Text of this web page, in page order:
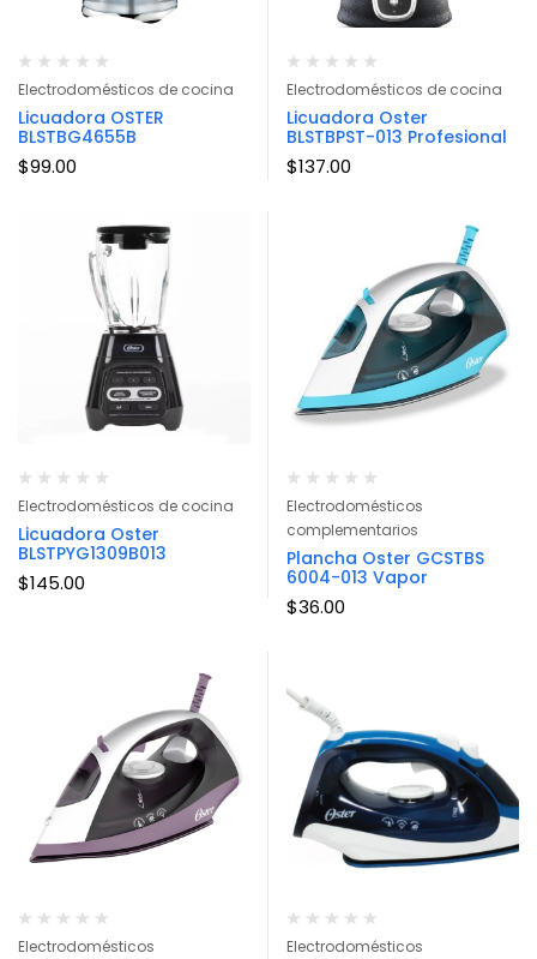
Electrodomésticos de cocina
Licuadora OSTER
BLSTBG4655B
$99.00
Electrodomésticos de cocina
Licuadora Oster
BLSTBPST-013 Profesional
$137.00
Electrodomésticos de cocina
Licuadora Oster
BLSTPYG1309B013
$145.00
Electrodomésticos
complementarios
Plancha Oster GCSTBS
6004-013 Vapor
$36.00
Electrodomésticos
Electrodomésticos